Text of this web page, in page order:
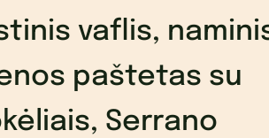
vaflis,
paštetas su
Serrano